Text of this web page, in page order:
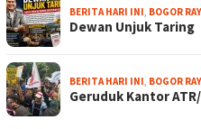
BERITA HARI INI, BOGOR
Dewan Unjuk Taring
BERITA HARI INI, BOGOR
Geruduk Kantor